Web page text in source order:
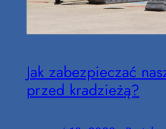
Jak zabezpieczać
przed kradzieżą?